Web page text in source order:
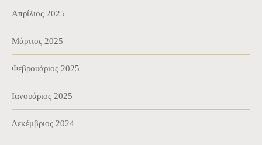
Απρίλιος 2025
Μάρτιος 2025
Φεβρουάριος 2025
Ιανουάριος 2025
Δεκέμβριος 2024